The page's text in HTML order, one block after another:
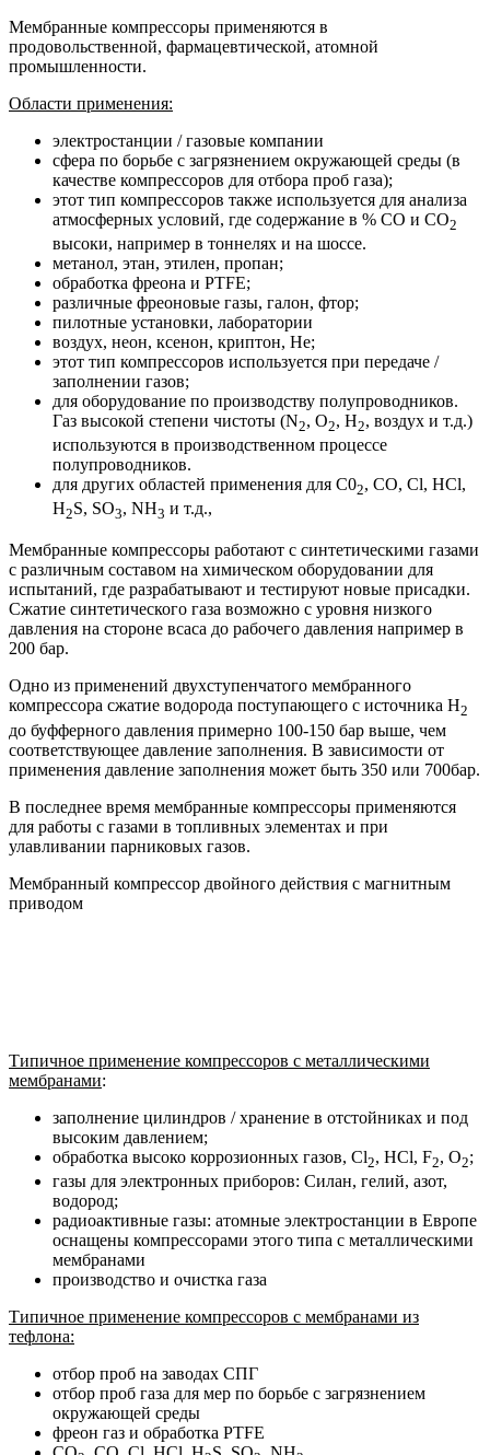
Мембранные компрессоры применяются в
продовольственной, фармацевтической, атомной
промышленности.
Области применения:
электростанции / газовые компании
сфера по борьбе с загрязнением окружающей среды (в
качестве компрессоров для отбора проб газа);
этот тип компрессоров также используется для анализа
атмосферных условий, где содержание в % СО и СО2
высоки, например в тоннелях и на шоссе.
метанол, этан, этилен, пропан;
обработка фреона и PTFE;
различные фреоновые газы, галон, фтор;
пилотные установки, лаборатории
воздух, неон, ксенон, криптон, He;
этот тип компрессоров используется при передаче /
заполнении газов;
для оборудование по производству полупроводников.
Газ высокой степени чистоты (N2, O2, H2, воздух и т.д.)
используются в производственном процессе
полупроводников.
для других областей применения для С02, СО, Cl, HCl,
H2S, SO3, NH3 и т.д.,
Мембранные компрессоры работают с синтетическими газами
с различным составом на химическом оборудовании для
испытаний, где разрабатывают и тестируют новые присадки.
Сжатие синтетического газа возможно с уровня низкого
давления на стороне всаса до рабочего давления например в
200 бар.
Одно из применений двухступенчатого мембранного
компрессора сжатие водорода поступающего с источника Н2
до буфферного давления примерно 100-150 бар выше, чем
соответствующее давление заполнения. В зависимости от
применения давление заполнения может быть 350 или 700бар.
В последнее время мембранные компрессоры применяются
для работы с газами в топливных элементах и при
улавливании парниковых газов.
Мембранный компрессор двойного действия с магнитным
приводом
Типичное применение компрессоров с металлическими
мембранами:
заполнение цилиндров / хранение в отстойниках и под
высоким давлением;
обработка высоко коррозионных газов, Cl2, HCl, F2, O2;
газы для электронных приборов: Силан, гелий, азот,
водород;
радиоактивные газы: атомные электростанции в Европе
оснащены компрессорами этого типа с металлическими
мембранами
производство и очистка газа
Типичное применение компрессоров с мембранами из
тефлона:
отбор проб на заводах СПГ
отбор проб газа для мер по борьбе с загрязнением
окружающей среды
фреон газ и обработка PTFE